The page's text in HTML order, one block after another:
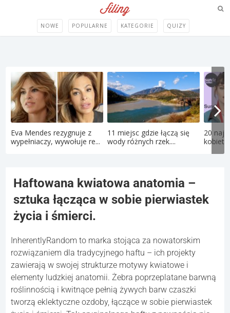
NOWE POPULARNE KATEGORIE QUIZY
Eva Mendes rezygnuje z
wypełniaczy, wywołuje re...
11 miejsc gdzie łączą się
wody różnych rzek....
20
kobiet
Haftowana kwiatowa anatomia –
sztuka łącząca w sobie pierwiastek
życia i śmierci.
InherentlyRandom to marka stojąca za nowatorskim
rozwiązaniem dla tradycyjnego haftu – ich projekty
zawierają w swojej strukturze motywy kwiatowe i
elementy ludzkiej anatomii. Żebra poprzeplatane barwną
roślinnością i kwitnące pełnią żywych barw czaszki
tworzą eklektyczne ozdoby, łączące w sobie pierwiastek